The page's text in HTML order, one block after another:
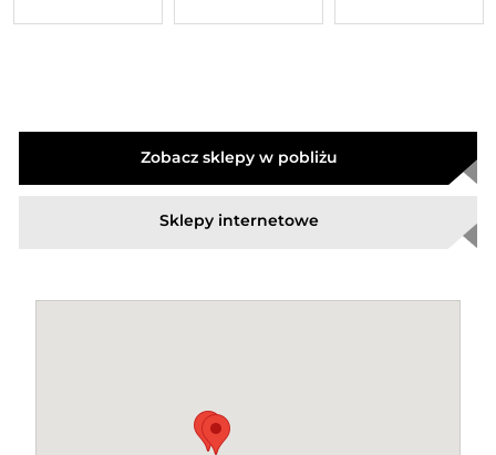
Zobacz sklepy w pobliżu
Sklepy internetowe